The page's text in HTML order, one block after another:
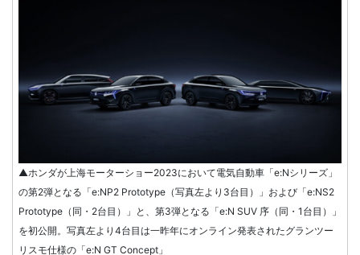
▲ホンダが上海モーターショー2023において電気自動車「e:Nシリーズ」
の第2弾となる「e:NP2 Prototype（写真左より3台目）」および「e:NS2
Prototype（同・2台目）」と、第3弾となる「e:N SUV 序（同・1台目）」
を初公開。写真左より4台目は一昨年にオンライン発表されたグランツー
リスモ仕様の「e:N GT Concept」